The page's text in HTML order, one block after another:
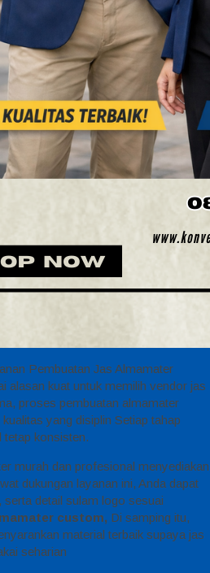
Pembuatan Jas Almamater
alasan kuat untuk memilih vendor jas
proses pembuatan almamater
yang disiplin Setiap tahap
tetap konsisten.
murah dan profesional menyediakan
dukungan layanan ini, Anda dapat
detail sulam logo sesuai
custom, Di samping itu,
material terbaik supaya jas
seharian